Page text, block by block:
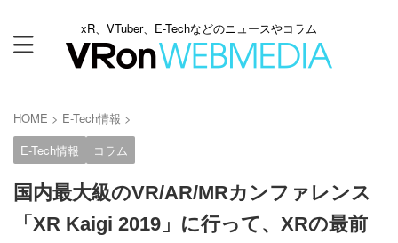
xR、VTuber、E-Techなどのニュースやコラム
HOME > E-Tech情報 >
E-Tech情報
コラム
国内最大級のVR/AR/MRカンファレンス
「XR Kaigi 2019」に行って、XRの最前